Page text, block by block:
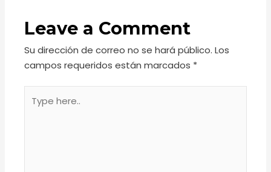
Leave a Comment
Su dirección de correo no se hará público. Los
campos requeridos están marcados *
here..